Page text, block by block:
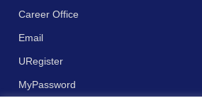
Career Office
Email
URegister
MyPassword